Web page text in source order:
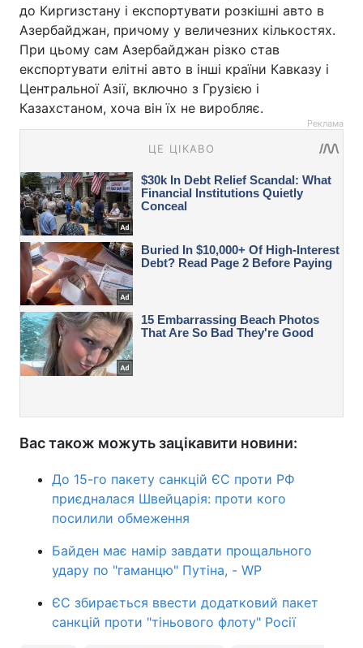
до Киргизстану і експортувати розкішні авто в
Азербайджан, причому у величезних кількостях.
При цьому сам Азербайджан різко став
експортувати елітні авто в інші країни Кавказу і
Центральної Азії, включно з Грузією і
Казахстаном, хоча він їх не виробляє.
Реклама
Вас також можуть зацікавити новини:
До 15-го пакету санкцій ЄС проти РФ
приєдналася Швейцарія: проти кого
посилили обмеження
Байден має намір завдати прощального
удару по "гаманцю" Путіна, - WP
ЄС збирається ввести додатковий пакет
санкцій проти "тіньового флоту" Росії